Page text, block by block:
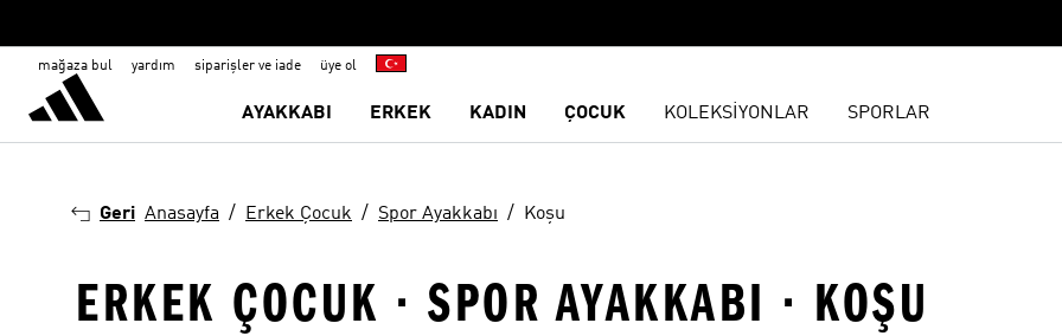
mağaza bul yardım siparişler ve iade üye ol
AYAKKABI ERKEK KADIN ÇOCUK KOLEKSİYONLAR SPORLAR
Geri Anasayfa Erkek Çocuk Spor Ayakkabı Koşu
ERKEK ÇOCUK · SPOR AYAKKABI · KOŞU